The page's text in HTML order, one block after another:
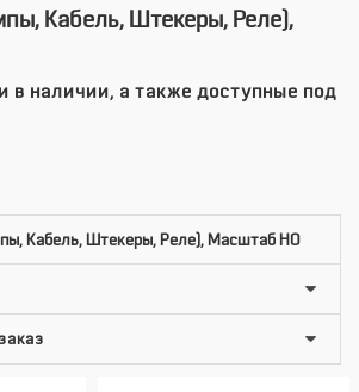
Кабель, Штекеры, Реле),
в наличии, а также доступные под
Кабель, Штекеры, Реле), Масштаб HO